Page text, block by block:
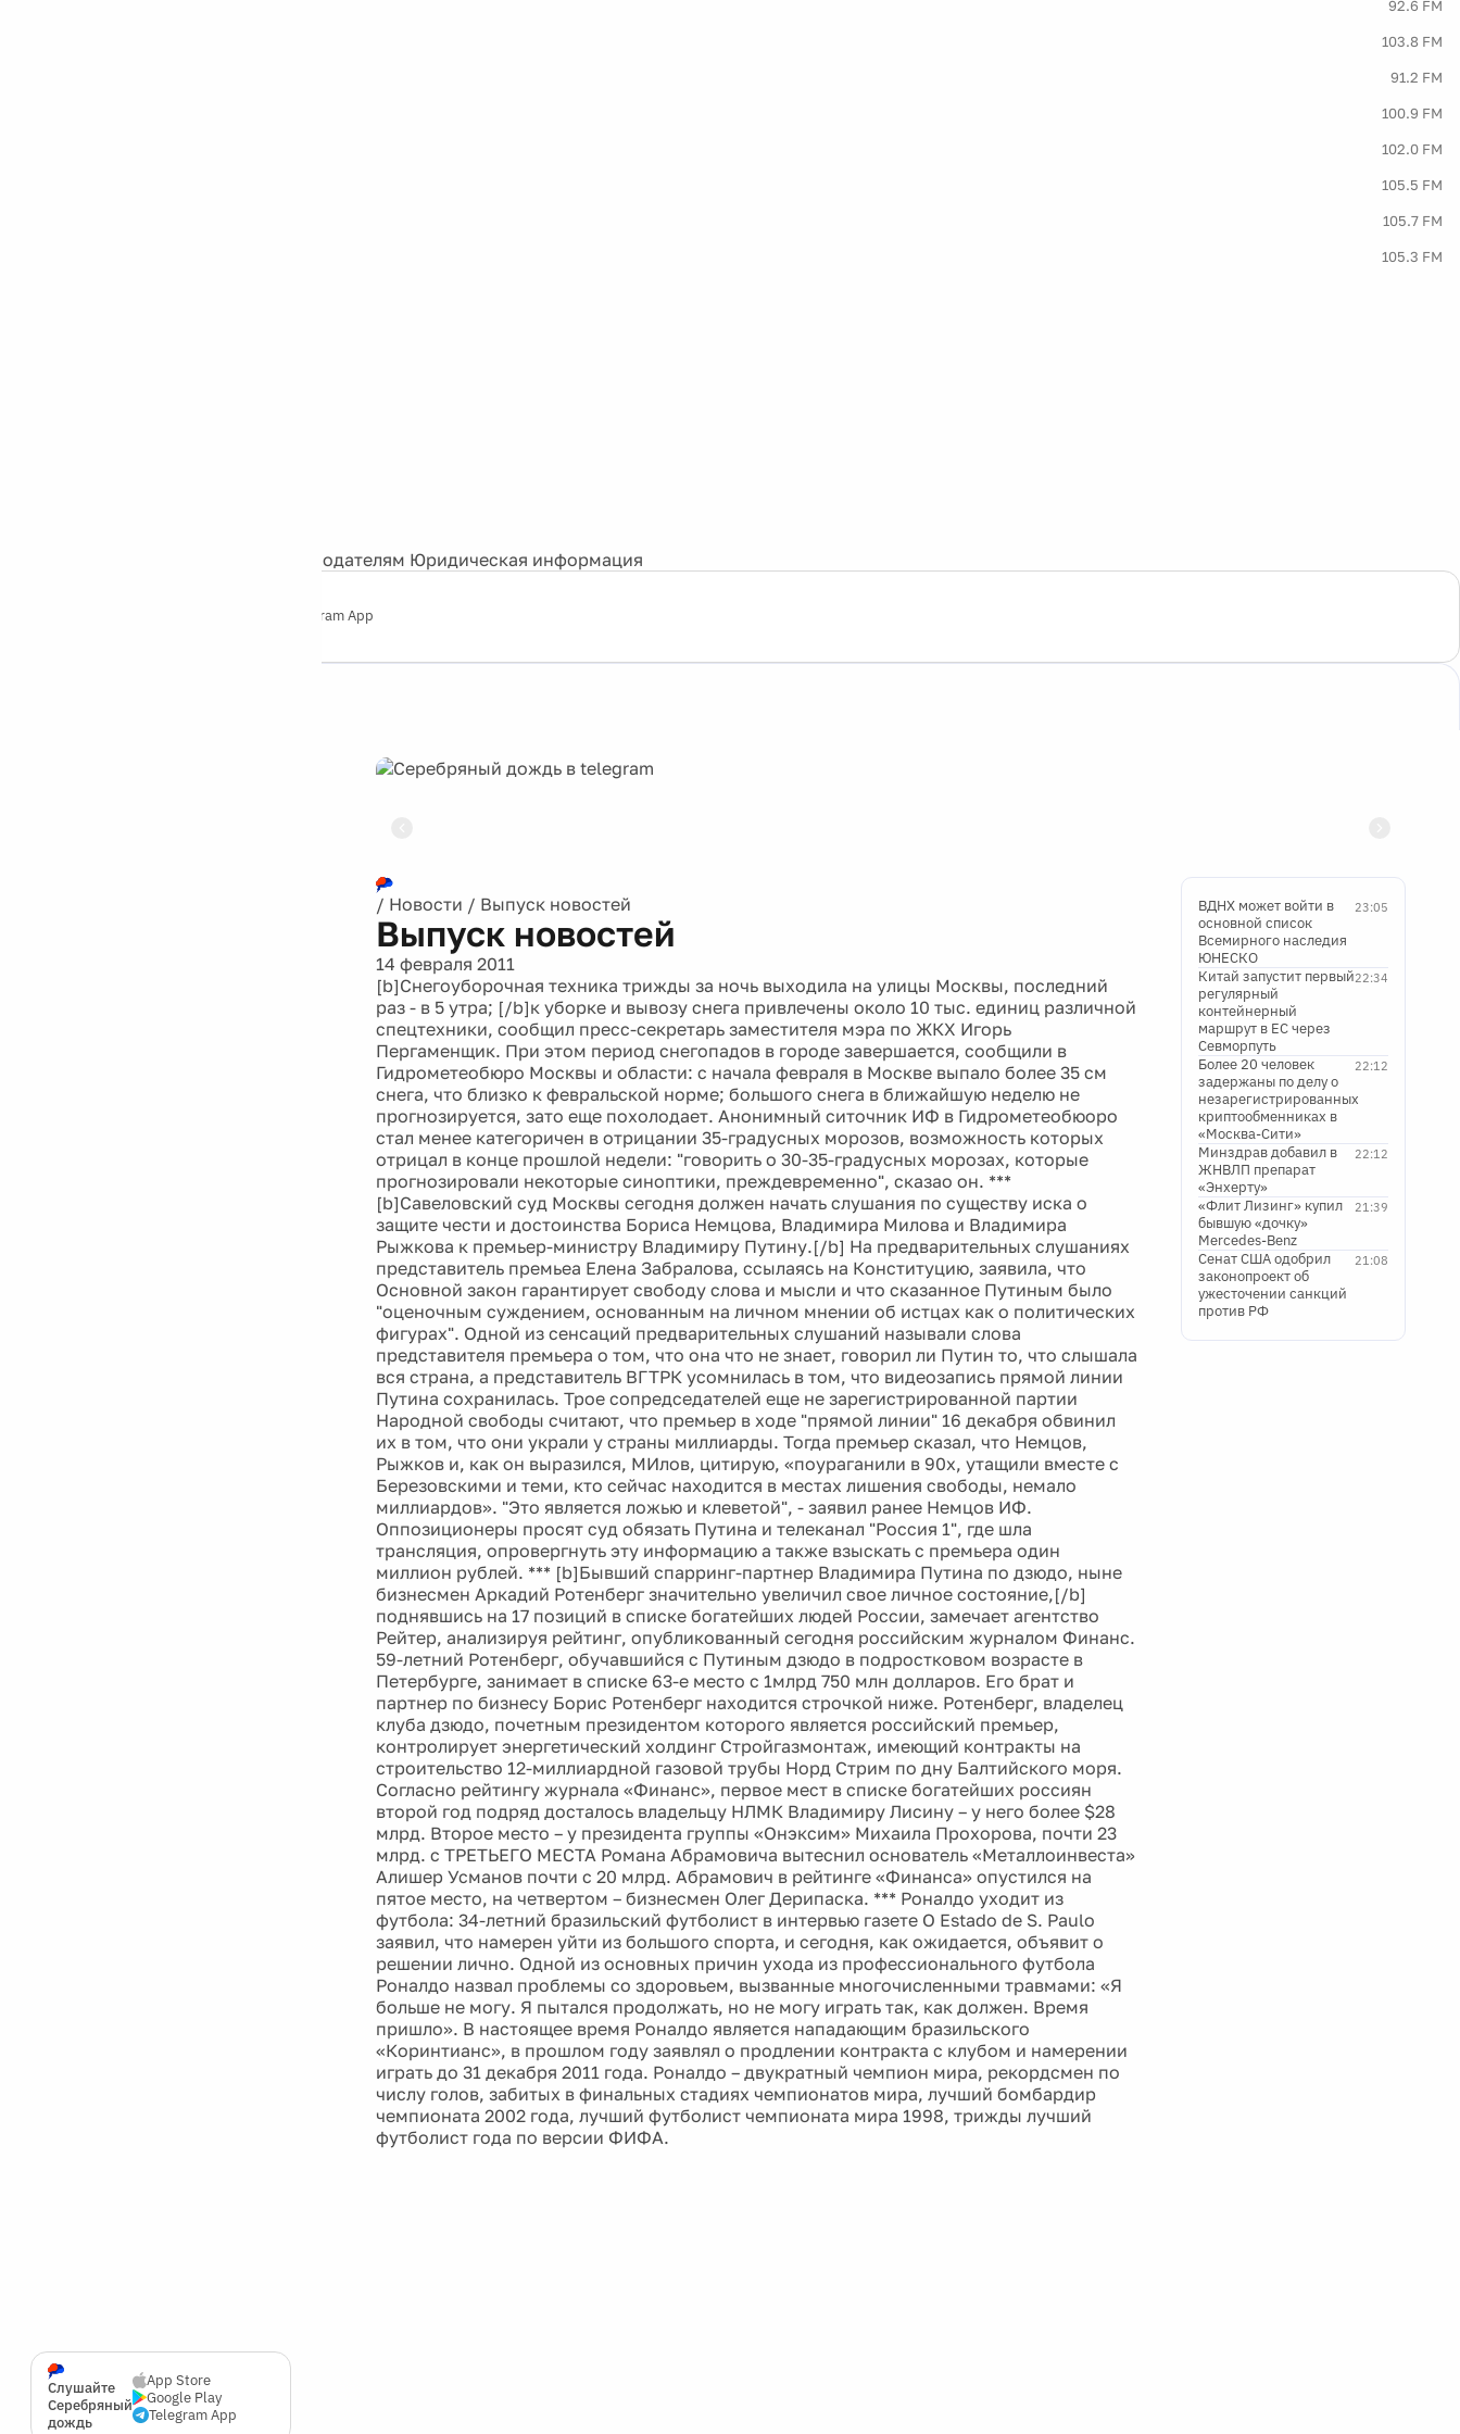
92.6 FM
103.8 FM
91.2 FM
100.9 FM
102.0 FM
105.5 FM
105.7 FM
105.3 FM
Рекламодателям Юридическая информация
Telegram App
Слушайте
Серебряный
дождь
App Store
Google Play
Telegram App
/ Новости / Выпуск новостей
Выпуск новостей
14 февраля 2011
[b]Снегоуборочная техника трижды за ночь выходила на улицы Москвы, последний
раз - в 5 утра; [/b]к уборке и вывозу снега привлечены около 10 тыс. единиц различной
спецтехники, сообщил пресс-секретарь заместителя мэра по ЖКХ Игорь
Пергаменщик. При этом период снегопадов в городе завершается, сообщили в
Гидрометеобюро Москвы и области: с начала февраля в Москве выпало более 35 см
снега, что близко к февральской норме; большого снега в ближайшую неделю не
прогнозируется, зато еще похолодает. Анонимный ситочник ИФ в Гидрометеобюоро
стал менее категоричен в отрицании 35-градусных морозов, возможность которых
отрицал в конце прошлой недели: "говорить о 30-35-градусных морозах, которые
прогнозировали некоторые синоптики, преждевременно", сказао он. ***
[b]Савеловский суд Москвы сегодня должен начать слушания по существу иска о
защите чести и достоинства Бориса Немцова, Владимира Милова и Владимира
Рыжкова к премьер-министру Владимиру Путину.[/b] На предварительных слушаниях
представитель премьеа Елена Забралова, ссылаясь на Конституцию, заявила, что
Основной закон гарантирует свободу слова и мысли и что сказанное Путиным было
"оценочным суждением, основанным на личном мнении об истцах как о политических
фигурах". Одной из сенсаций предварительных слушаний называли слова
представителя премьера о том, что она что не знает, говорил ли Путин то, что слышала
вся страна, а представитель ВГТРК усомнилась в том, что видеозапись прямой линии
Путина сохранилась. Трое сопредседателей еще не зарегистрированной партии
Народной свободы считают, что премьер в ходе "прямой линии" 16 декабря обвинил
их в том, что они украли у страны миллиарды. Тогда премьер сказал, что Немцов,
Рыжков и, как он выразился, МИлов, цитирую, «поураганили в 90х, утащили вместе с
Березовскими и теми, кто сейчас находится в местах лишения свободы, немало
миллиардов». "Это является ложью и клеветой", - заявил ранее Немцов ИФ.
Оппозиционеры просят суд обязать Путина и телеканал "Россия 1", где шла
трансляция, опровергнуть эту информацию а также взыскать с премьера один
миллион рублей. *** [b]Бывший спарринг-партнер Владимира Путина по дзюдо, ныне
бизнесмен Аркадий Ротенберг значительно увеличил свое личное состояние,[/b]
поднявшись на 17 позиций в списке богатейших людей России, замечает агентство
Рейтер, анализируя рейтинг, опубликованный сегодня российским журналом Финанс.
59-летний Ротенберг, обучавшийся с Путиным дзюдо в подростковом возрасте в
Петербурге, занимает в списке 63-е место с 1млрд 750 млн долларов. Его брат и
партнер по бизнесу Борис Ротенберг находится строчкой ниже. Ротенберг, владелец
клуба дзюдо, почетным президентом которого является российский премьер,
контролирует энергетический холдинг Стройгазмонтаж, имеющий контракты на
строительство 12-миллиардной газовой трубы Норд Стрим по дну Балтийского моря.
Согласно рейтингу журнала «Финанс», первое мест в списке богатейших россиян
второй год подряд досталось владельцу НЛМК Владимиру Лисину – у него более $28
млрд. Второе место – у президента группы «Онэксим» Михаила Прохорова, почти 23
млрд. с ТРЕТЬЕГО МЕСТА Романа Абрамовича вытеснил основатель «Металлоинвеста»
Алишер Усманов почти с 20 млрд. Абрамович в рейтинге «Финанса» опустился на
пятое место, на четвертом – бизнесмен Олег Дерипаска. *** Роналдо уходит из
футбола: 34-летний бразильский футболист в интервью газете O Estado de S. Paulo
заявил, что намерен уйти из большого спорта, и сегодня, как ожидается, объявит о
решении лично. Одной из основных причин ухода из профессионального футбола
Роналдо назвал проблемы со здоровьем, вызванные многочисленными травмами: «Я
больше не могу. Я пытался продолжать, но не могу играть так, как должен. Время
пришло». В настоящее время Роналдо является нападающим бразильского
«Коринтианс», в прошлом году заявлял о продлении контракта с клубом и намерении
играть до 31 декабря 2011 года. Роналдо – двукратный чемпион мира, рекордсмен по
числу голов, забитых в финальных стадиях чемпионатов мира, лучший бомбардир
чемпионата 2002 года, лучший футболист чемпионата мира 1998, трижды лучший
футболист года по версии ФИФА.
23:05
ВДНХ может войти в
основной список
Всемирного наследия
ЮНЕСКО
22:34
Китай запустит первый
регулярный
контейнерный
маршрут в ЕС через
Севморпуть
22:12
Более 20 человек
задержаны по делу о
незарегистрированных
криптообменниках в
«Москва-Сити»
22:12
Минздрав добавил в
ЖНВЛП препарат
«Энхерту»
21:39
«Флит Лизинг» купил
бывшую «дочку»
Mercedes-Benz
21:08
Сенат США одобрил
законопроект об
ужесточении санкций
против РФ